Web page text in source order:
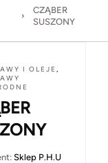
CZĄBER
SUSZONY
I OLEJE ,
Sklep P.H.U